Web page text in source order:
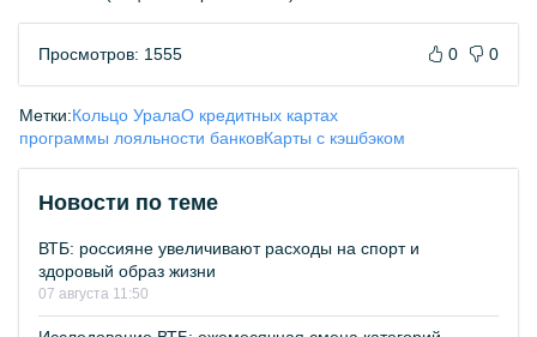
Просмотров: 1555 0 0
Метки:Кольцо УралаО кредитных картах
программы лояльности банковКарты с кэшбэком
Новости по теме
ВТБ: россияне увеличивают расходы на спорт и
здоровый образ жизни
07 августа 11:50